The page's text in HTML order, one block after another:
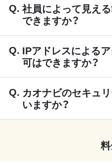
社員によって見え
できますか？
IPアドレスによる
可はできますか？
カオナビのセキュ
いますか？